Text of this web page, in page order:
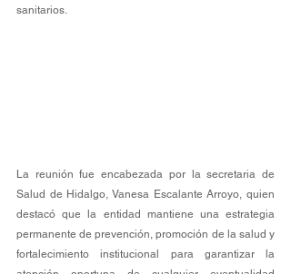
sanitarios.
La reunión fue encabezada por la secretaria de
Salud de Hidalgo, Vanesa Escalante Arroyo, quien
destacó que la entidad mantiene una estrategia
permanente de prevención, promoción de la salud y
fortalecimiento institucional para garantizar la